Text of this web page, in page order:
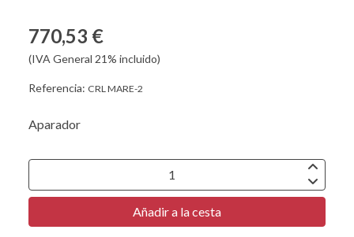
770,53 €
(IVA General 21% incluido)
Referencia: CRL MARE-2
Aparador
Añadir a la cesta